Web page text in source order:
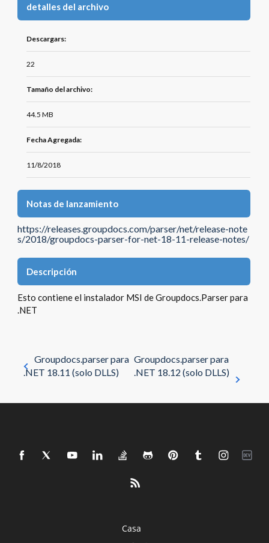
detalles del archivo
Descargars:
22
Tamaño del archivo:
44.5 MB
Fecha Agregada:
11/8/2018
Notas de lanzamiento
https://releases.groupdocs.com/parser/net/release-note
s/2018/groupdocs-parser-for-net-18-11-release-notes/
Descripción
Esto contiene el instalador MSI de Groupdocs.Parser para
.NET
Groupdocs.parser para
.NET 18.11 (solo DLLS)
Groupdocs.parser para
.NET 18.12 (solo DLLS)
Casa